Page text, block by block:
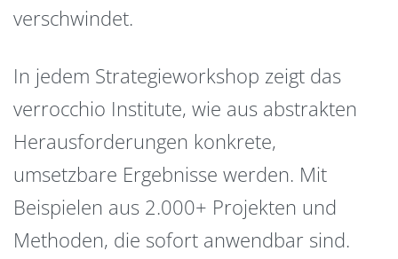
verschwindet.
In jedem Strategieworkshop zeigt das
verrocchio Institute, wie aus abstrakten
Herausforderungen konkrete,
umsetzbare Ergebnisse werden. Mit
Beispielen aus 2.000+ Projekten und
Methoden, die sofort anwendbar sind.